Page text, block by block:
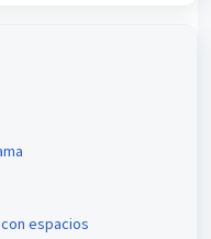
espacios